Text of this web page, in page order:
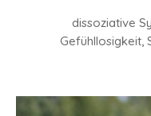
dissoziative
Gefühllosigkeit,